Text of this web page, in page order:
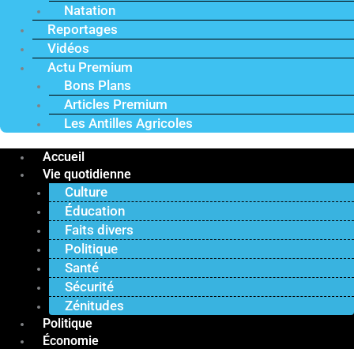
Natation
Reportages
Vidéos
Actu Premium
Bons Plans
Articles Premium
Les Antilles Agricoles
Accueil
Vie quotidienne
Culture
Éducation
Faits divers
Politique
Santé
Sécurité
Zénitudes
Politique
Économie